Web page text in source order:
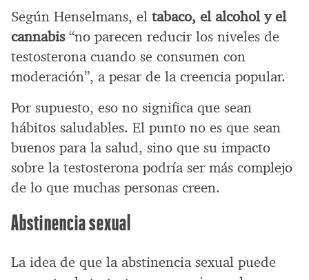
Según Henselmans, el tabaco, el alcohol y el
cannabis“no parecen reducir los niveles de
testosterona cuando se consumen con
moderación”, a pesar de la creencia popular.
Por supuesto, eso no significa que sean
hábitos saludables. El punto no es que sean
buenos para la salud, sino que su impacto
sobre la testosterona podría ser más complejo
de lo que muchas personas creen.
Abstinencia sexual
La idea de que la abstinencia sexual puede